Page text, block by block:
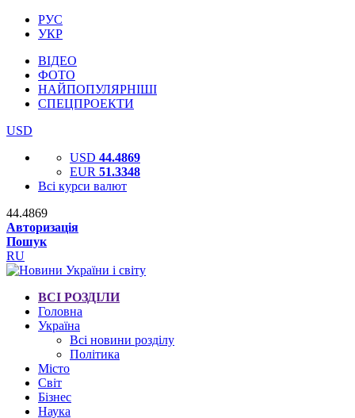
РУС
УКР
ВІДЕО
ФОТО
НАЙПОПУЛЯРНІШІ
СПЕЦПРОЕКТИ
USD
USD 44.4869
EUR 51.3348
Всі курси валют
44.4869
Авторизація
Пошук
RU
ВСІ РОЗДІЛИ
Головна
Україна
Всі новини розділу
Політика
Місто
Світ
Бізнес
Наука